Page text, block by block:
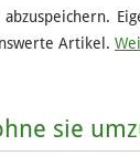
Artikel.
sie